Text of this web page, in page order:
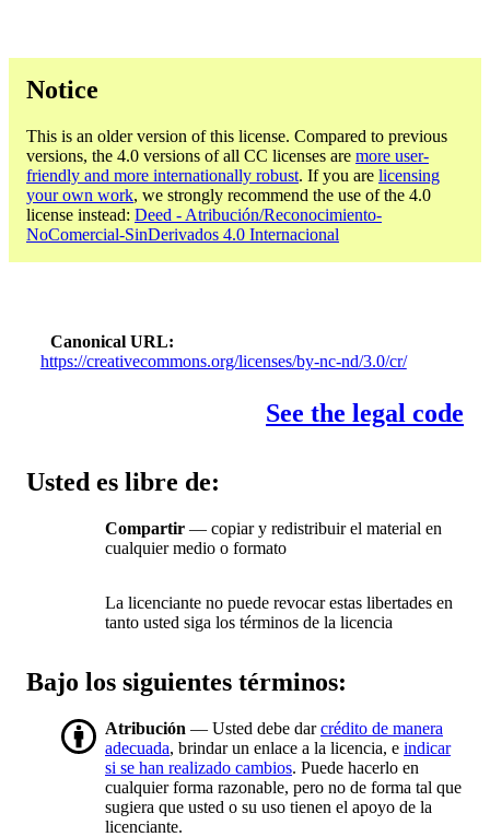
Notice
This is an older version of this license. Compared to previous
versions, the 4.0 versions of all CC licenses are more user-
friendly and more internationally robust. If you are licensing
your own work, we strongly recommend the use of the 4.0
license instead: Deed - Atribución/Reconocimiento-
NoComercial-SinDerivados 4.0 Internacional
Canonical URL
https://creativecommons.org/licenses/by-nc-nd/3.0/cr/
See the legal code
Usted es libre de:
Compartir — copiar y redistribuir el material en
cualquier medio o formato
La licenciante no puede revocar estas libertades en
tanto usted siga los términos de la licencia
Bajo los siguientes términos:
Atribución — Usted debe darcrédito de manera
adecuada, brindar un enlace a la licencia, e indicar
si se han realizado cambios. Puede hacerlo en
cualquier forma razonable, pero no de forma tal que
sugiera que usted o su uso tienen el apoyo de la
licenciante.